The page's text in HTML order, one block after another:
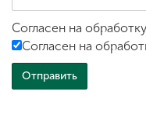
Согласен на
Согласен на